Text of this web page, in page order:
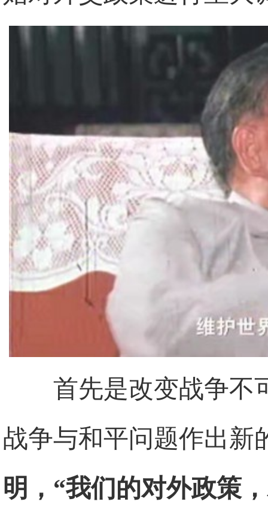
首先是改变战争不
战争与和平问题作出新
明，“我们的对外政策